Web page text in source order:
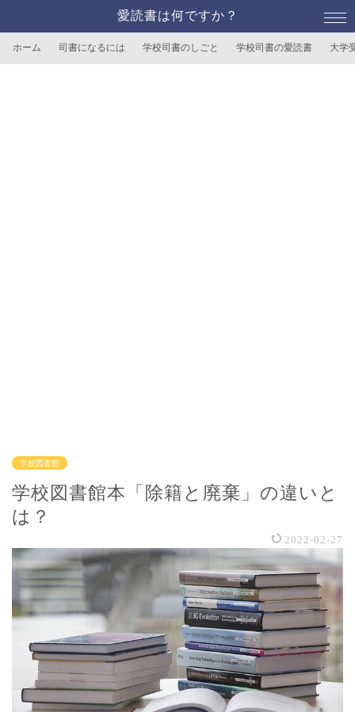
愛読書は何ですか？
ホーム 司書になるには 学校司書のしごと 学校司書の愛読書 大学
学校図書館
学校図書館本「除籍と廃棄」の違いと
は？
2022-02-27